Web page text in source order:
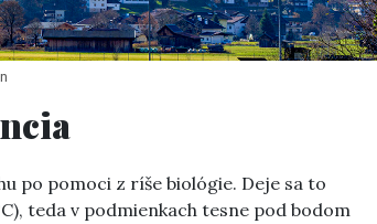
po pomoci z ríše biológie. Deje sa to
teda v podmienkach tesne pod bodom